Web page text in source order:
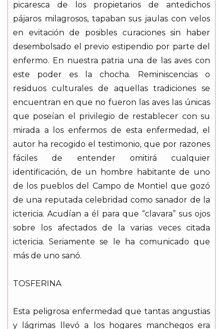
picaresca de los propietarios de antedichos
pájaros milagrosos, tapaban sus jaulas con velos
en evitación de posibles curaciones sin haber
desembolsado el previo estipendio por parte del
enfermo. En nuestra patria una de las aves con
este poder es la chocha. Reminiscencias o
residuos culturales de aquellas tradiciones se
encuentran en que no fueron las aves las únicas
que poseían el privilegio de restablecer con su
mirada a los enfermos de esta enfermedad, el
autor ha recogido el testimonio, que por razones
fáciles de entender omitirá cualquier
identificación, de un hombre habitante de uno
de los pueblos del Campo de Montiel que gozó
de una reputada celebridad como sanador de la
ictericia. Acudían a él para que “clavara” sus ojos
sobre los afectados de la varias veces citada
ictericia. Seriamente se le ha comunicado que
más de uno sanó.
TOSFERINA
Esta peligrosa enfermedad que tantas angustias
y lágrimas llevó a los hogares manchegos era